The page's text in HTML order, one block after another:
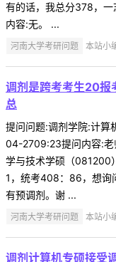
有的话，我总分378，
内容:无。 ...
河南大学考研问题 本站小
调剂是跨考考生20报
总
提问问题:调剂学院:计
04-2709:23提问内容:老
学与技术学硕（081200
1，统考408：86，想询
有预调剂。谢 ...
河南大学考研问题 本站小
调剂计算机专硕接受